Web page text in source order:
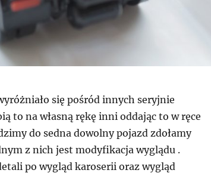
się pośród innych seryjnie
to na własną rękę inni oddając to w ręce
do sedna dowolny pojazd zdołamy
z nich jest modyfikacja wyglądu .
po wygląd karoserii oraz wygląd